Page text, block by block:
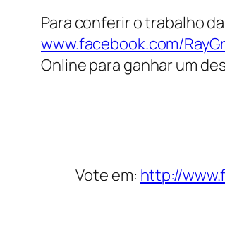
Para conferir o trabalho
www.facebook.com/
Online para ganhar um
Vote em: http://